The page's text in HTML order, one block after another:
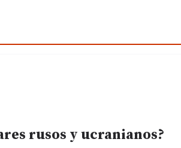
rusos y ucranianos?